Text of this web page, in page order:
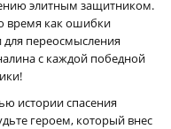
элитным защитником.
время как ошибки
переосмысления
с каждой победной
истории спасения
героем, который внес